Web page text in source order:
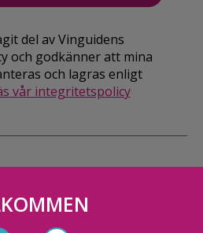
del av Vinguidens
och godkänner att mina
och lagras enligt
vår integritetspolicy